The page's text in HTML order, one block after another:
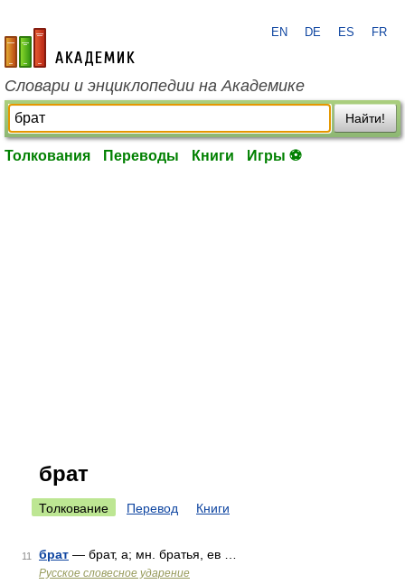
academic.ru
EN DE ES FR
Словари и энциклопедии на Академике
Найти!
Толкования Переводы Книги Игры ⚽
брат
Толкование Перевод Книги
11 брат — брат, а; мн. братья, ев …
Русское словесное ударение